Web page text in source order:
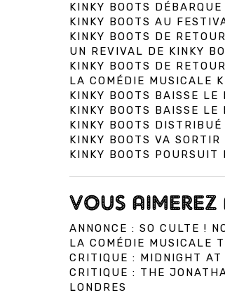
KINKY BOOTS
KINKY BOOTS AU
KINKY BOOTS DE
UN REVIVAL DE KINKY
KINKY BOOTS DE
LA COMÉDIE MUSICALE
KINKY BOOTS BAISSE LE
KINKY BOOTS BAISSE LE
KINKY BOOTS
KINKY BOOTS VA
KINKY BOOTS POURSUIT
VOUS AIMEREZ
ANNONCE : SO CULTE !
LA COMÉDIE MUSICALE
CRITIQUE : MIDNIGHT AT
CRITIQUE : THE
LONDRES